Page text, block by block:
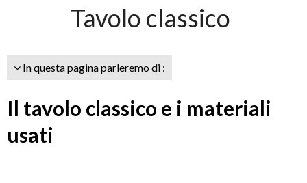
Tavolo classico
In questa pagina parleremo di :
Il tavolo classico e i materiali
usati